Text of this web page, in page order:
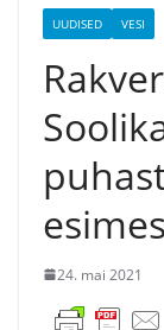
UUDISED VESI
24. mai 2021